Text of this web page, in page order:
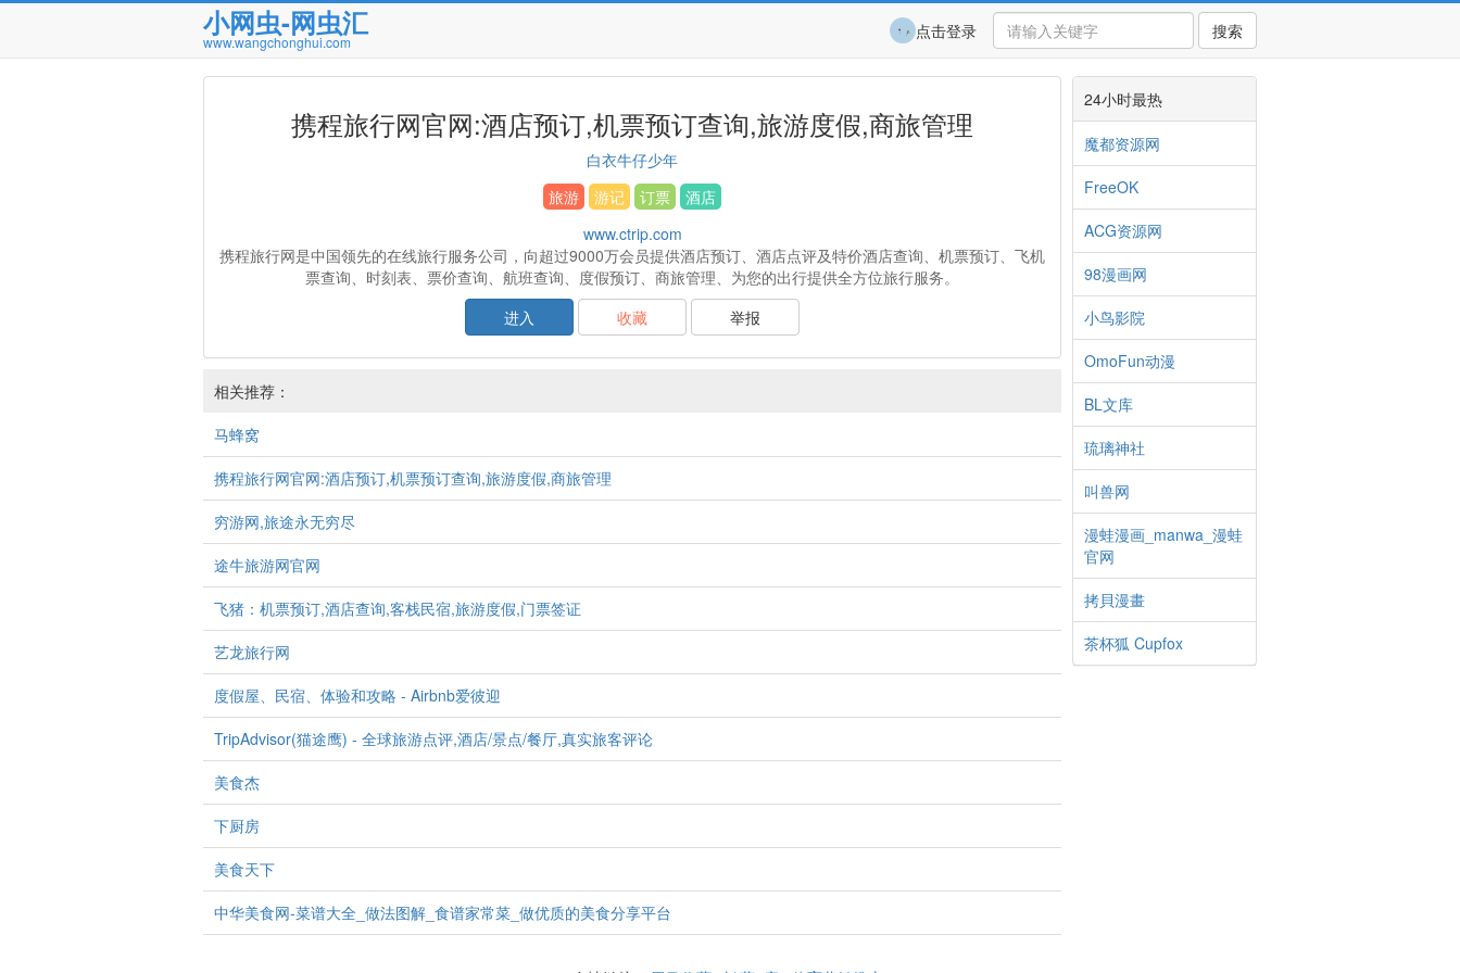
小网虫-网虫汇
www.wangchonghui.com 搜索
点击登录
携程旅行网官网:酒店预订,机票预订查询,旅游度假,商旅管理
白衣牛仔少年
旅游
游记 订票
酒店
www.ctrip.com
携程旅行网是中国领先的在线旅行服务公司，向超过9000万会员提供酒店预订、酒店点评及特价酒店查询、机票预订、飞机
票查询、时刻表、票价查询、航班查询、度假预订、商旅管理、为您的出行提供全方位旅行服务。
进入
收藏 举报
相关推荐：
马蜂窝
携程旅行网官网:酒店预订,机票预订查询,旅游度假,商旅管理
穷游网,旅途永无穷尽
途牛旅游网官网
飞猪：机票预订,酒店查询,客栈民宿,旅游度假,门票签证
艺龙旅行网
度假屋、民宿、体验和攻略 - Airbnb爱彼迎
TripAdvisor(猫途鹰) - 全球旅游点评,酒店/景点/餐厅,真实旅客评论
美食杰
下厨房
美食天下
中华美食网-菜谱大全_做法图解_食谱家常菜_做优质的美食分享平台
24小时最热
魔都资源网
FreeOK
ACG资源网
98漫画网
小鸟影院
OmoFun动漫
BL文库
琉璃神社
叫兽网
漫蛙漫画_manwa_漫蛙
官网
拷貝漫畫
茶杯狐 Cupfox